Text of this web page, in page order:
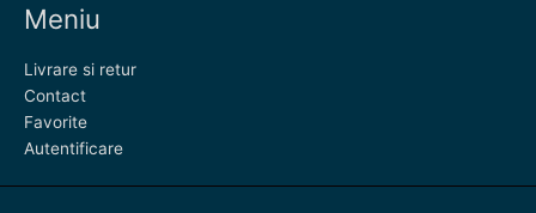
Meniu
Livrare si retur
Contact
Favorite
Autentificare